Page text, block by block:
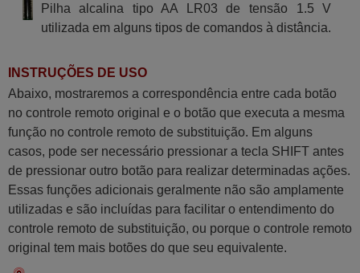
Pilha alcalina tipo AA LR03 de tensão 1.5 V
utilizada em alguns tipos de comandos à distância.
INSTRUÇÕES DE USO
Abaixo, mostraremos a correspondência entre cada botão
no controle remoto original e o botão que executa a mesma
função no controle remoto de substituição. Em alguns
casos, pode ser necessário pressionar a tecla SHIFT antes
de pressionar outro botão para realizar determinadas ações.
Essas funções adicionais geralmente não são amplamente
utilizadas e são incluídas para facilitar o entendimento do
controle remoto de substituição, ou porque o controle remoto
original tem mais botões do que seu equivalente.